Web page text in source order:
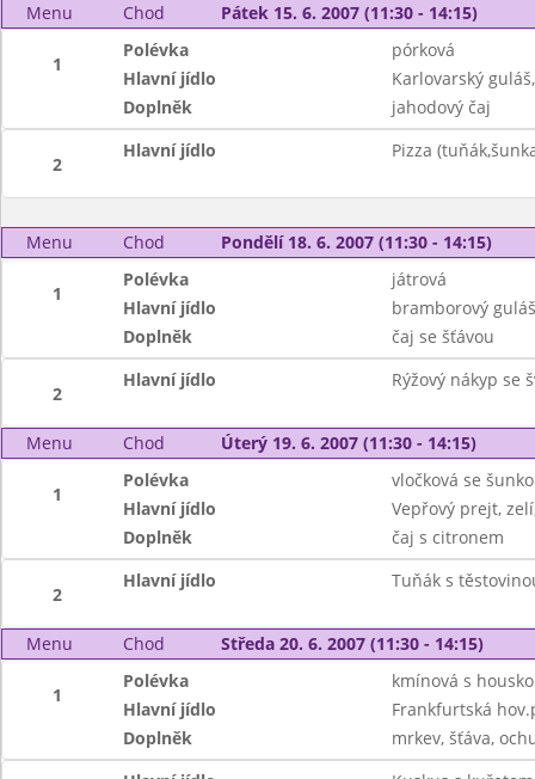
Menu Chod Pátek 15. 6. 2007 (11:30 - 14:15)
1
Polévka
pórková
Hlavní jídlo
Karlovarský
Doplněk
jahodový čaj
2
Hlavní jídlo Pizza
Menu Chod Pondělí 18. 6. 2007 (11:30 - 14:15)
1
Polévka
játrová
Hlavní jídlo
bramborový
Doplněk
čaj se šťávou
2
Hlavní jídlo Rýžový nákyp se
Menu Chod Úterý 19. 6. 2007 (11:30 - 14:15)
1
Polévka
vločková se
Hlavní jídlo
Vepřový prejt,
Doplněk
čaj s citronem
2
Hlavní jídlo Tuňák s
Menu Chod Středa 20. 6. 2007 (11:30 - 14:15)
1
Polévka
kmínová s
Hlavní jídlo
Frankfurtská
Doplněk
mrkev, šťáva,